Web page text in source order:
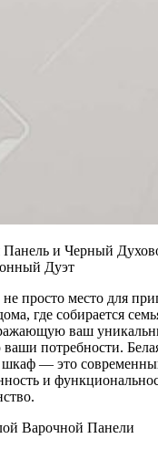
Панель и Черный
Дуэт
просто место для
где собирается
ваш
потребности.
— это
и
Варочной Панели